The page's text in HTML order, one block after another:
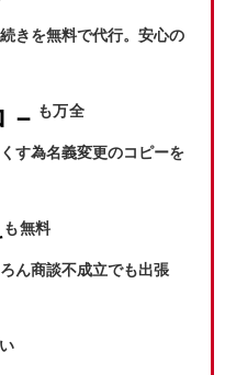
きを無料で代行。安心の
も万全
す為名義変更のコピーを
も無料
ん商談不成立でも出張